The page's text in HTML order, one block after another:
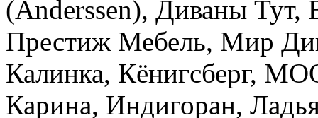
(Anderssen), Диваны
Престиж Мебель, Мир
Калинка, Кёнигсберг,
Карина, Индигоран,